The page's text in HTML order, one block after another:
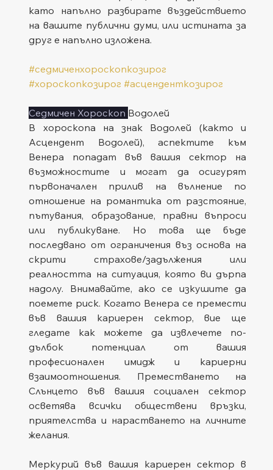
като напълно разбирате въздействието
на вашите публични думи, или истината за
друг е напълно изложена.
#седмиченхороскопкозирог
#хороскопкозирог #асценденткозирог
Седмичен Хороскоп Водолей
В хороскопа на знак Водолей (както и
Асцендент Водолей), аспектите към
Венера попадат във вашия сектор на
възможностите и могат да осигурят
първоначален прилив на вълнение по
отношение на романтика от разстояние,
пътувания, образование, правни въпроси
или публикуване. Но това ще бъде
последвано от ограничения въз основа на
скрити страхове/задължения или
реалността на ситуация, която ви дърпа
надолу. Внимавайте, ако се изкушите да
поемете риск. Когато Венера се премести
във вашия кариерен сектор, вие ще
гледате как можете да извлечете по-
дълбок потенциал от вашия
професионален имидж и кариерни
взаимоотношения. Преместването на
Слънцето във вашия социален сектор
осветява всички обществени връзки,
приятелства и нарастването на личните
желания.
Меркурий във вашия кариерен сектор в